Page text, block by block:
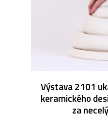
Výstava 2101
keramického
za